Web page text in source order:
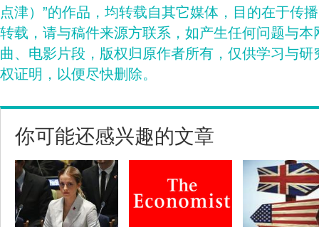
点津）”的作品，均转载自其它媒体，目的在于传
转载，请与稿件来源方联系，如产生任何问题与
曲、电影片段，版权归原作者所有，仅供学习与
权证明，以便尽快删除。
你可能还感兴趣的文章